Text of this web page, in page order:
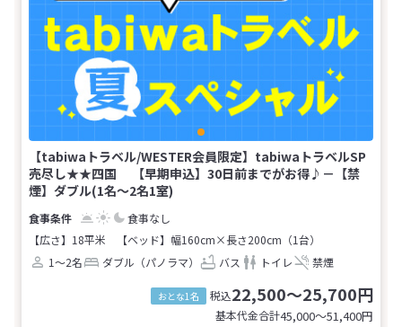
【tabiwaトラベル/WESTER会員限定】tabiwaトラベルSP
売尽し★★四国 【早期申込】30日前までがお得♪－【禁
煙】ダブル(1名～2名1室)
食事なし
【広さ】18平米
【ベッド】幅160cm×長さ200cm（1台）
1～2名
ダブル（パノラマ） バス トイレ 禁煙
おとな1名 税込22,500～25,700円
基本代金合計45,000〜51,400円